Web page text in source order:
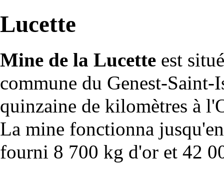
Lucette
Mine de la Lucette est
commune du Genest-Saint-
quinzaine de kilomètres à
La mine fonctionna
fourni 8 700 kg d'or et 42